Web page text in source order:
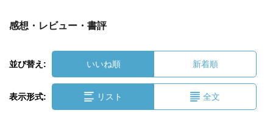
感想・レビュー・書評
並び替え: いいね順 新着順
表示形式: リスト 全文